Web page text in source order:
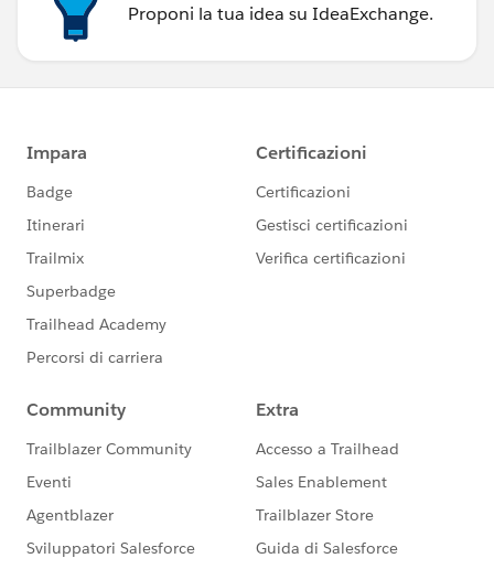
Proponi la tua idea su IdeaExchange.